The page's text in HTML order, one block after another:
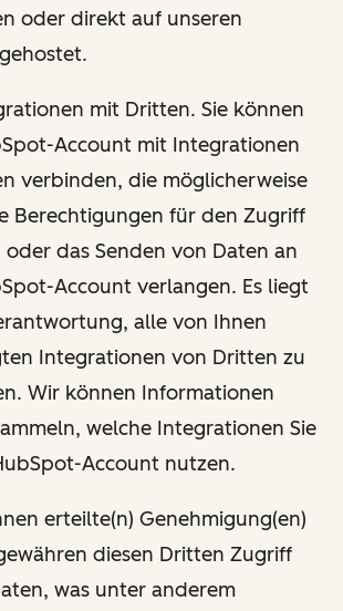
oder direkt auf unseren
mit Dritten. Sie können
Account mit Integrationen
verbinden, die möglicherweise
Berechtigungen für den Zugriff
das Senden von Daten an
Account verlangen. Es liegt
alle von Ihnen
Integrationen von Dritten zu
Wir können Informationen
welche Integrationen Sie
Account nutzen.
erteilte(n) Genehmigung(en)
diesen Dritten Zugriff
was unter anderem